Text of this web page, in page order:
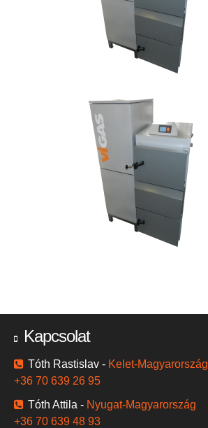
Kapcsolat
Tóth Rastislav - Kelet-Magyarország
+36 70 639 26 95
Tóth Attila - Nyugat-Magyarország
+36 70 639 48 93